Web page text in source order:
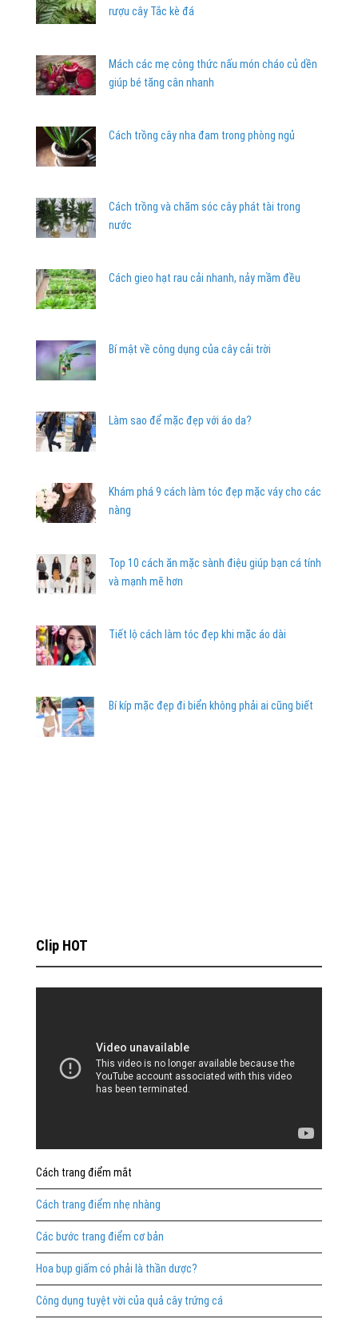
rượu cây Tắc kè đá
Mách các mẹ công thức nấu món cháo củ dền
giúp bé tăng cân nhanh
Cách trồng cây nha đam trong phòng ngủ
Cách trồng và chăm sóc cây phát tài trong
nước
Cách gieo hạt rau cải nhanh, nảy mầm đều
Bí mật về công dụng của cây cải trời
Làm sao để mặc đẹp với áo da?
Khám phá 9 cách làm tóc đẹp mặc váy cho các
nàng
Top 10 cách ăn mặc sành điệu giúp bạn cá tính
và mạnh mẽ hơn
Tiết lộ cách làm tóc đẹp khi mặc áo dài
Bí kíp mặc đẹp đi biển không phải ai cũng biết
Clip HOT
Cách trang điểm mắt
Cách trang điểm nhẹ nhàng
Các bước trang điểm cơ bản
Hoa bụp giấm có phải là thần dược?
Công dụng tuyệt vời của quả cây trứng cá